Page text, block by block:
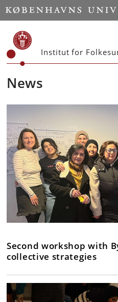
Start
Institut for
News
Second workshop with
collective strategies